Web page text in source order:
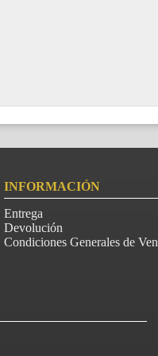
INFORMACIÓN
Entrega
Devolución
Condiciones Generales de